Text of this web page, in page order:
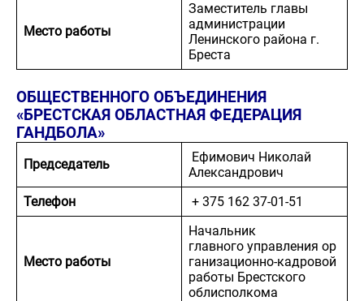
Место работы
Заместитель главы
администрации
Ленинского района г.
Бреста
ОБЩЕСТВЕННОГО ОБЪЕДИНЕНИЯ
«БРЕСТСКАЯ ОБЛАСТНАЯ ФЕДЕРАЦИЯ
ГАНДБОЛА»
Председатель
Ефимович Николай
Александрович
Телефон
+ 375 162 37-01-51
Место работы
Начальник
главного управления ор
ганизационно-кадровой
работы Брестского
облисполкома